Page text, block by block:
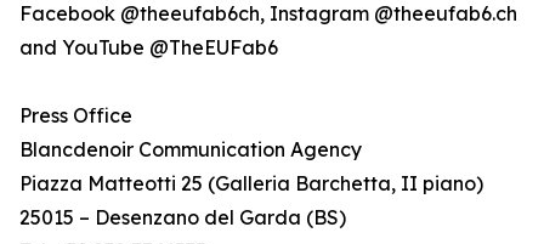
Facebook @theeufab6ch, Instagram @theeufab6.ch
and YouTube @TheEUFab6
Press Office
Blancdenoir Communication Agency
Piazza Matteotti 25 (Galleria Barchetta, II piano)
25015 – Desenzano del Garda (BS)